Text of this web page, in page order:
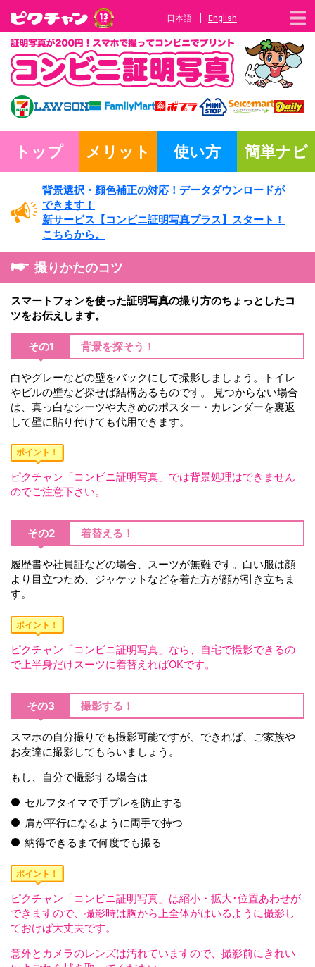
日本語 English
トップ メリット 使い方 簡単ナビ
背景選択・ 顔色補正の対応！ データダウンロードが
できます！
新サービス 【コンビニ証明写真プラス】
スタート！
こちらから。
撮りかたのコツ
スマートフォンを使った証明写真の撮り方のちょっとしたコ
ツをお伝えします。
その1 背景を探そう！
白やグレーなどの壁をバックにして撮影しましょう。トイレ
やビルの壁など探せば結構あるものです。 見つからない場合
は、真っ白なシーツや大きめのポスター・カレンダーを裏返
して壁に貼り付けても代用できます。
ポイント！
ピクチャン「コンビニ証明写真」では背景処理はできません
のでご注意下さい。
その2 着替える！
履歴書や社員証などの場合、スーツが無難です。白い服は顔
より目立つため、ジャケットなどを着た方が顔が引き立ちま
す。
ポイント！
ピクチャン「コンビニ証明写真」なら、自宅で撮影できるの
で上半身だけスーツに着替えればOKです。
その3 撮影する！
スマホの自分撮りでも撮影可能ですが、できれば、ご家族や
お友達に撮影してもらいましょう。
もし、自分で撮影する場合は
セルフタイマで手ブレを防止する
肩が平行になるように両手で持つ
納得できるまで何度でも撮る
ポイント！
ピクチャン「コンビニ証明写真」は縮小・拡大･位置あわせが
できますので、撮影時は胸から上全体がはいるように撮影し
ておけば大丈夫です。
意外とカメラのレンズは汚れていますので、撮影前にきれい